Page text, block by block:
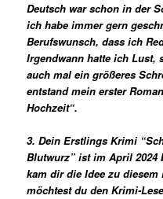
Deutsch war schon in der
ich habe immer gern
Berufswunsch, dass ich
Irgendwann hatte ich Lust,
auch mal ein größeres
entstand mein erster
Hochzeit“.
3. Dein Erstlings Krimi
Blutwurz” ist im April 2024
kam dir die Idee zu
möchtest du den Krimi-